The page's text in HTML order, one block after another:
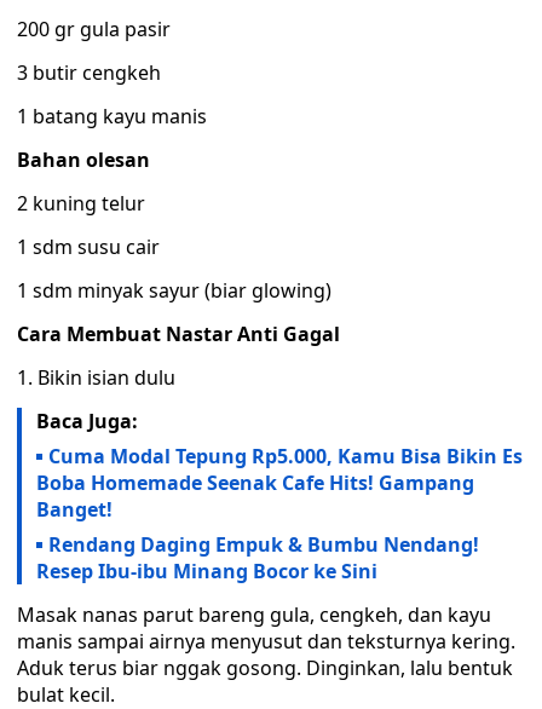
200 gr gula pasir
3 butir cengkeh
1 batang kayu manis
Bahan olesan
2 kuning telur
1 sdm susu cair
1 sdm minyak sayur (biar glowing)
Cara Membuat Nastar Anti Gagal
1. Bikin isian dulu
Baca Juga:
Cuma Modal Tepung Rp5.000, Kamu Bisa Bikin Es
Boba Homemade Seenak Cafe Hits! Gampang
Banget!
Rendang Daging Empuk & Bumbu Nendang!
Resep Ibu-ibu Minang Bocor ke Sini
Masak nanas parut bareng gula, cengkeh, dan kayu
manis sampai airnya menyusut dan teksturnya kering.
Aduk terus biar nggak gosong. Dinginkan, lalu bentuk
bulat kecil.